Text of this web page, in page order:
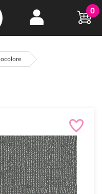
Hobby e
creatività...
oltre 15 anni online
0